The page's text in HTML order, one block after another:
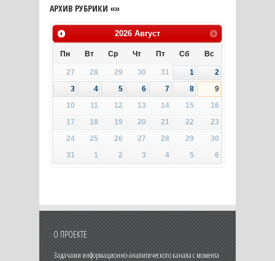
АРХИВ РУБРИКИ «»
2026 Август
Пн Вт Ср Чт Пт Сб Вс
27 28 29 30 31 1
2
3
4 5 6 7 8
9
10
11 12 13 14 15
16
17
18 19 20 21 22
23
24
25 26 27 28 29
30
31
1 2 3 4 5 6
О ПРОЕКТЕ
Задачами информационно-аналитического канала с момента